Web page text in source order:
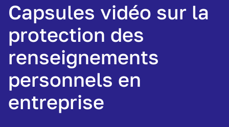
Capsules vidéo sur la
protection des
renseignements
personnels en
entreprise